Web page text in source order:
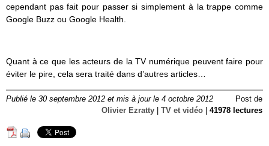
cependant pas fait pour passer si simplement à la trappe comme
Google Buzz ou Google Health.
Quant à ce que les acteurs de la TV numé­rique peuvent faire pour
éviter le pire, cela sera traité dans d’autres articles…
Publié le 30 septembre 2012 et mis à jour le 4 octobre 2012
Post de
Olivier Ezratty
TV et vidéo 41978 lectures